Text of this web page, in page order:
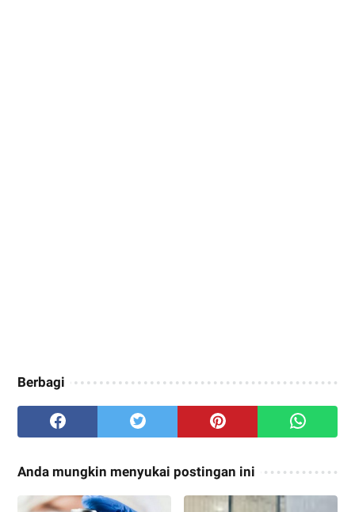
Berbagi
Anda mungkin menyukai postingan ini